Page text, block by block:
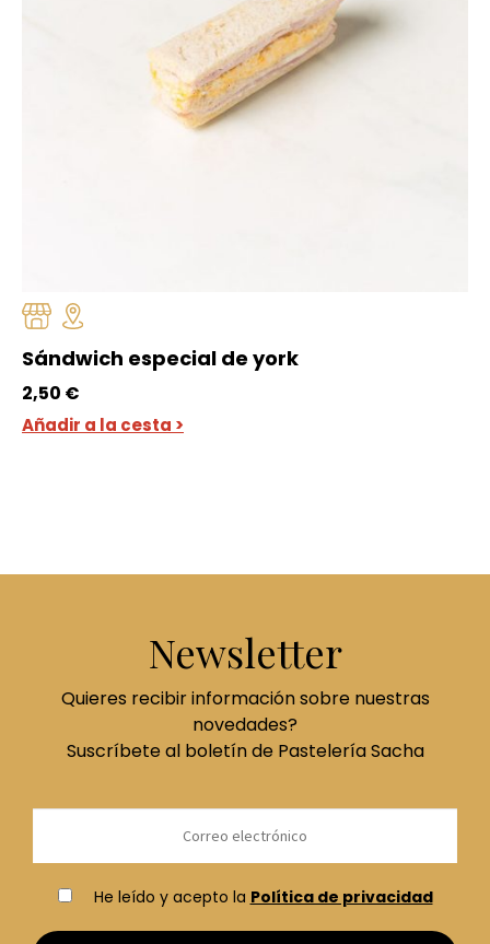
Sándwich especial de york
2,50 €
Añadir a la cesta >
Newsletter
Quieres recibir información sobre nuestras
novedades?
Suscríbete al boletín de Pastelería Sacha
He leído y acepto la Política de privacidad